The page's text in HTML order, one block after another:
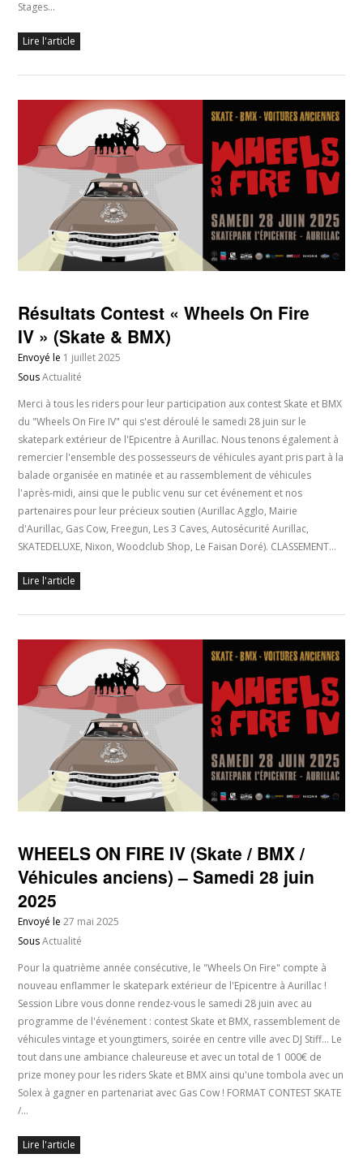
Stages…
Lire l'article
Résultats Contest « Wheels On Fire
IV » (Skate & BMX)
Envoyé le 1 juillet 2025
SousActualité
Merci à tous les riders pour leur participation aux contest Skate et BMX
du "Wheels On Fire IV" qui s'est déroulé le samedi 28 juin sur le
skatepark extérieur de l'Epicentre à Aurillac. Nous tenons également à
remercier l'ensemble des possesseurs de véhicules ayant pris part à la
balade organisée en matinée et au rassemblement de véhicules
l'après-midi, ainsi que le public venu sur cet événement et nos
partenaires pour leur précieux soutien (Aurillac Agglo, Mairie
d'Aurillac, Gas Cow, Freegun, Les 3 Caves, Autosécurité Aurillac,
SKATEDELUXE, Nixon, Woodclub Shop, Le Faisan Doré). CLASSEMENT…
Lire l'article
WHEELS ON FIRE IV (Skate / BMX /
Véhicules anciens) – Samedi 28 juin
2025
Envoyé le27 mai 2025
SousActualité
Pour la quatrième année consécutive, le "Wheels On Fire" compte à
nouveau enflammer le skatepark extérieur de l'Epicentre à Aurillac !
Session Libre vous donne rendez-vous le samedi 28 juin avec au
programme de l'événement : contest Skate et BMX, rassemblement de
véhicules vintage et youngtimers, soirée en centre ville avec DJ Stiff... Le
tout dans une ambiance chaleureuse et avec un total de 1 000€ de
prize money pour les riders Skate et BMX ainsi qu'une tombola avec un
Solex à gagner en partenariat avec Gas Cow ! FORMAT CONTEST SKATE
/…
Lire l'article